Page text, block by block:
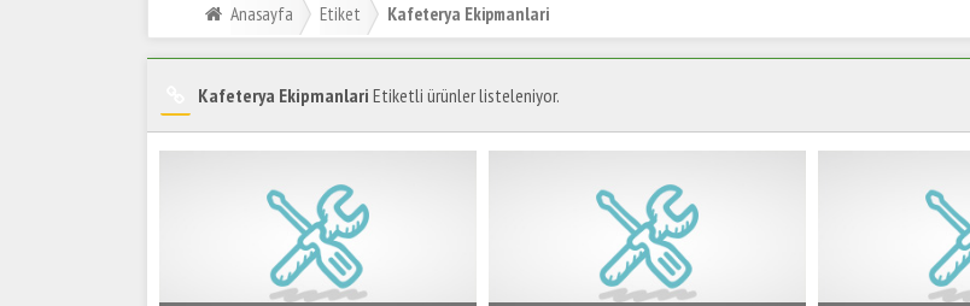
Anasayfa Etiket Kafeterya Ekipmanlari
Kafeterya Ekipmanlari Etiketli ürünler listeleniyor.